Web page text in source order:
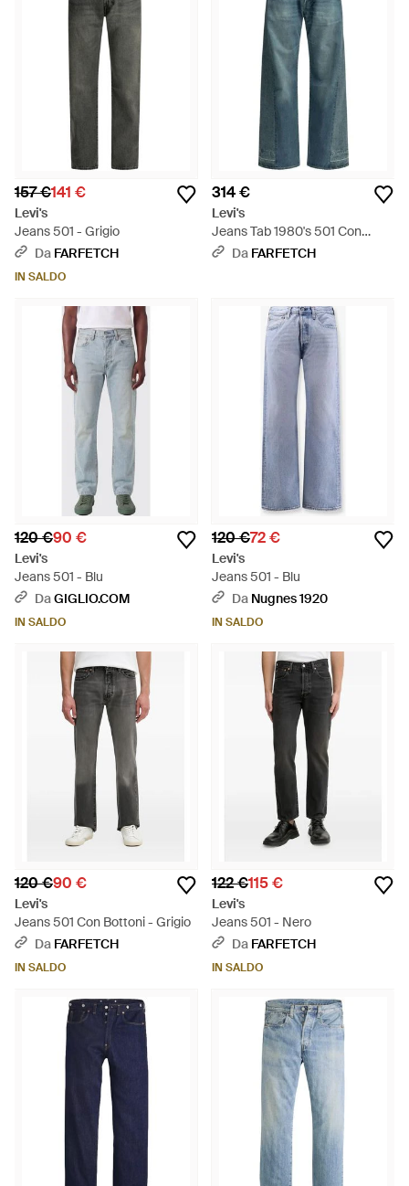
157 €141 €
Levi's
Jeans 501 - Grigio
Da FARFETCH
IN SALDO
314 €
Levi's
Jeans Tab 1980's 501 Con
Inserti - Blu
Da FARFETCH
120 €90 €
Levi's
Jeans 501 - Blu
DaGIGLIO.COM
IN SALDO
120 €72 €
Levi's
Jeans 501 - Blu
Da Nugnes 1920
IN SALDO
120 €90 €
Levi's
Jeans 501 Con Bottoni - Grigio
Da FARFETCH
IN SALDO
122 €115 €
Levi's
Jeans 501 - Nero
Da FARFETCH
IN SALDO